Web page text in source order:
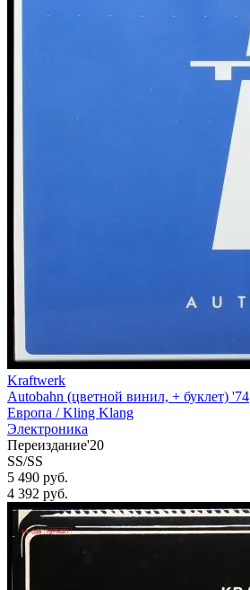
Kraftwerk
Autobahn (цветной винил, + буклет) '74
Европа /Kling Klang
Электроника
Переиздание'20
SS/SS
5 490 руб.
4 392 руб.